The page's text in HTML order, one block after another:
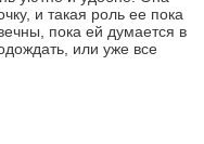
и такая роль ее пока
пока ей думается в
или уже все